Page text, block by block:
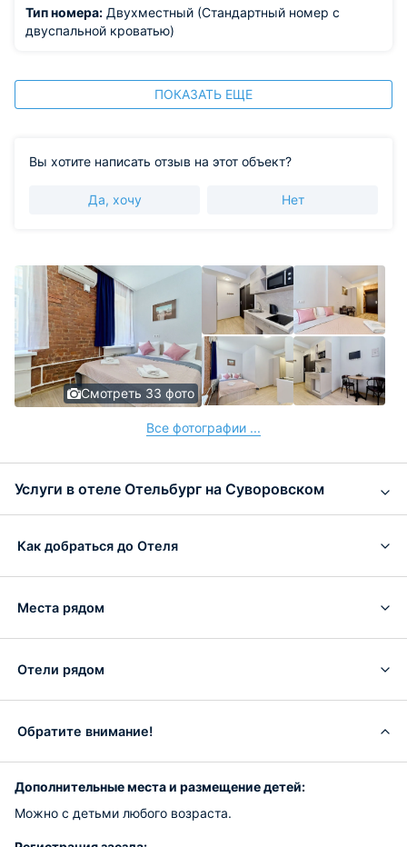
Тип номера: Двухместный (Стандартный номер с
двуспальной кроватью)
ПОКАЗАТЬ ЕЩЕ
Вы хотите написать отзыв на этот объект?
Да, хочу Нет
Смотреть 33 фото
Все фотографии ...
Услуги в отеле Отельбург на Суворовском
Как добраться до Отеля
Места рядом
Отели рядом
Обратите внимание!
Дополнительные места и размещение детей:
Можно с детьми любого возраста.